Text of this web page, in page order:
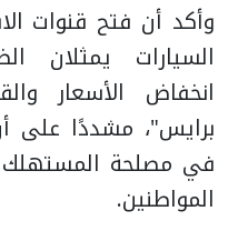
وأكد أن فتح قنوات
السيارات يمثلان
انخفاض الأسعار
برايس"، مشددًا على
في مصلحة المستهلك
المواطنين.